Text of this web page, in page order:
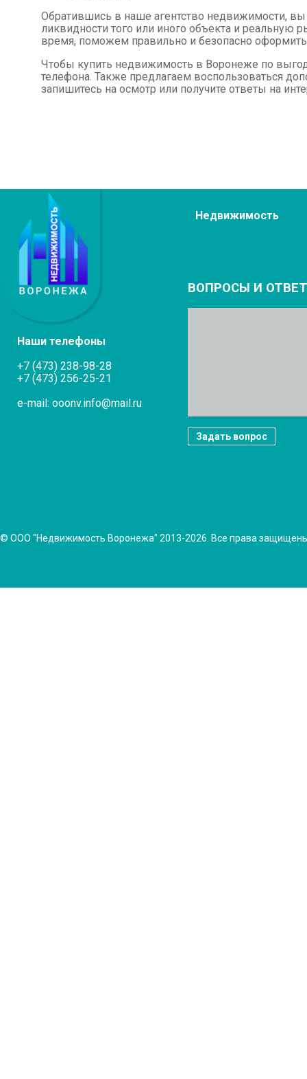
Обратившись в наше агентство недвижимости,
ликвидности того или иного объекта и
время, поможем правильно и безопасно
Чтобы купить недвижимость в Воронеже по
телефона. Также предлагаем воспользоваться
запишитесь на осмотр или получите ответы на
Недвижимость
Наши телефоны
+7 (473) 238-98-28
+7 (473) 256-25-21
e-mail: ooonv.info@mail.ru
ВОПРОСЫ И
Задать вопрос
© ООО "Недвижимость Воронежа" 2013-2026. Все права